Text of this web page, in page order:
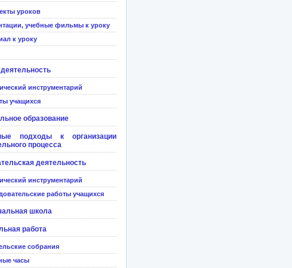
уроков
учебные фильмы к уроку
к уроку
инструментарий
учащихся
образование
подходы к организации
процесса
деятельность
инструментарий
работы учащихся
школа
работа
собрания
часы